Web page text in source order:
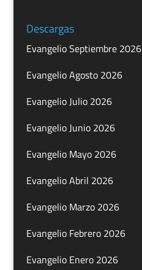
Descargas
Evangelio Septiembre 2026
Evangelio Agosto 2026
Evangelio Julio 2026
Evangelio Junio 2026
Evangelio Mayo 2026
Evangelio Abril 2026
Evangelio Marzo 2026
Evangelio Febrero 2026
Evangelio Enero 2026